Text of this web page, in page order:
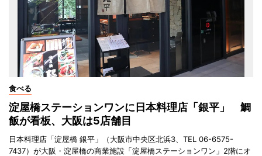
食べる
淀屋橋ステーションワンに日本料理店「銀平」 鯛
飯が看板、大阪は5店舗目
日本料理店「淀屋橋 銀平」（大阪市中央区北浜3、TEL 06-6575-
7437）が大阪・淀屋橋の商業施設「淀屋橋ステーションワン」2階にオ